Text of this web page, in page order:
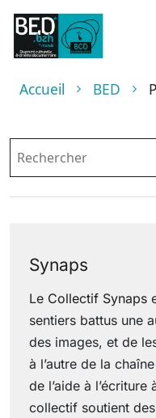
Aller au contenu
Fil
Accueil BED
Synaps
Le Collectif Synaps
sentiers battus une
des images, et de
à l’autre de la
de l’aide à
collectif soutient